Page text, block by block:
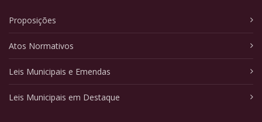
Proposições
Atos Normativos
Leis Municipais e Emendas
Leis Municipais em Destaque